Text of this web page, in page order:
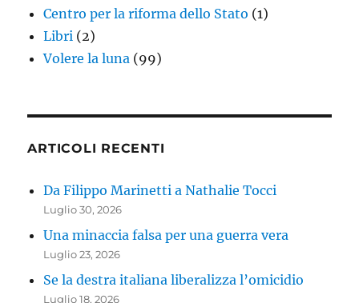
Centro per la riforma dello Stato (1)
Libri (2)
Volere la luna (99)
ARTICOLI RECENTI
Da Filippo Marinetti a Nathalie Tocci
Luglio 30, 2026
Una minaccia falsa per una guerra vera
Luglio 23, 2026
Se la destra italiana liberalizza l’omicidio
Luglio 18, 2026